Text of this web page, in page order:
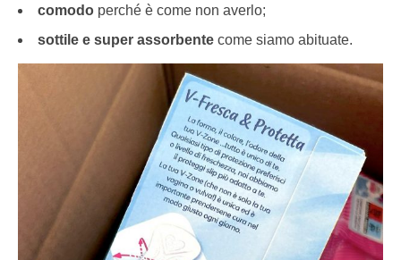
comodo perché è come non averlo;
sottile e super assorbente come siamo abituate.